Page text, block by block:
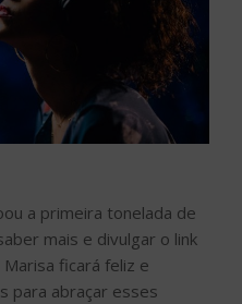
a primeira tonelada de
mais e divulgar o link
Marisa ficará feliz e
para abraçar esses